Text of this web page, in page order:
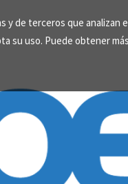
y de terceros que analizan
su uso. Puede obtener